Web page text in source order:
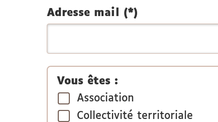
Adresse mail (*)
Vous êtes :
Association
Collectivité territoriale